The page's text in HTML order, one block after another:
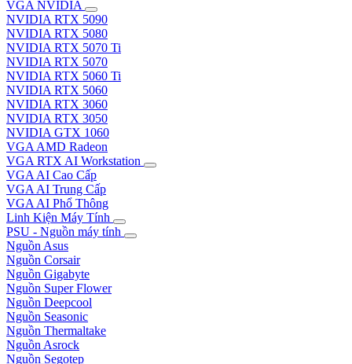
VGA NVIDIA
NVIDIA RTX 5090
NVIDIA RTX 5080
NVIDIA RTX 5070 Ti
NVIDIA RTX 5070
NVIDIA RTX 5060 Ti
NVIDIA RTX 5060
NVIDIA RTX 3060
NVIDIA RTX 3050
NVIDIA GTX 1060
VGA AMD Radeon
VGA RTX AI Workstation
VGA AI Cao Cấp
VGA AI Trung Cấp
VGA AI Phổ Thông
Linh Kiện Máy Tính
PSU - Nguồn máy tính
Nguồn Asus
Nguồn Corsair
Nguồn Gigabyte
Nguồn Super Flower
Nguồn Deepcool
Nguồn Seasonic
Nguồn Thermaltake
Nguồn Asrock
Nguồn Segotep